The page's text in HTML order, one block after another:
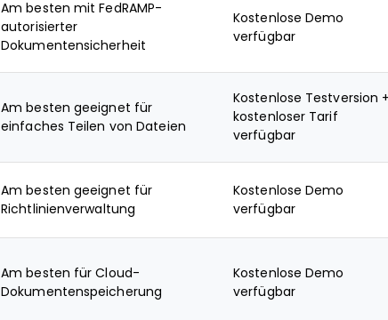
Am besten mit FedRAMP-
autorisierter
Dokumentensicherheit
Kostenlose Demo
verfügbar
Am besten geeignet für
einfaches Teilen von Dateien
Kostenlose Testversion +
kostenloser Tarif
verfügbar
Am besten geeignet für
Richtlinienverwaltung
Kostenlose Demo
verfügbar
Am besten für Cloud-
Dokumentenspeicherung
Kostenlose Demo
verfügbar